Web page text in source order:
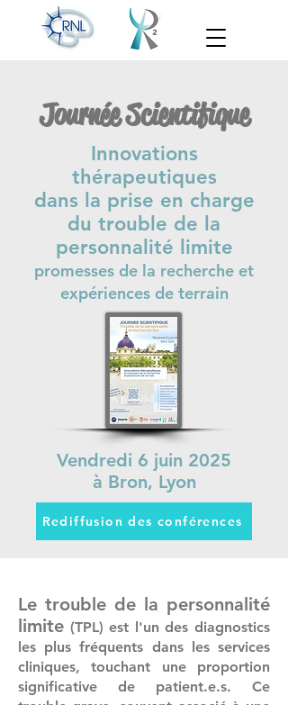
Journée Scientifique
Innovations
thérapeutiques
dans la prise en charge
du trouble de la
personnalité limite
promesses de la recherche et
expériences de terrain
Vendredi 6 juin 2025
à Bron, Lyon
Rediffusion des conférences
Le trouble de la personnalité
limite (TPL) est l'un des diagnostics
les plus fréquents dans les services
cliniques, touchant une proportion
significative de patient.e.s. Ce